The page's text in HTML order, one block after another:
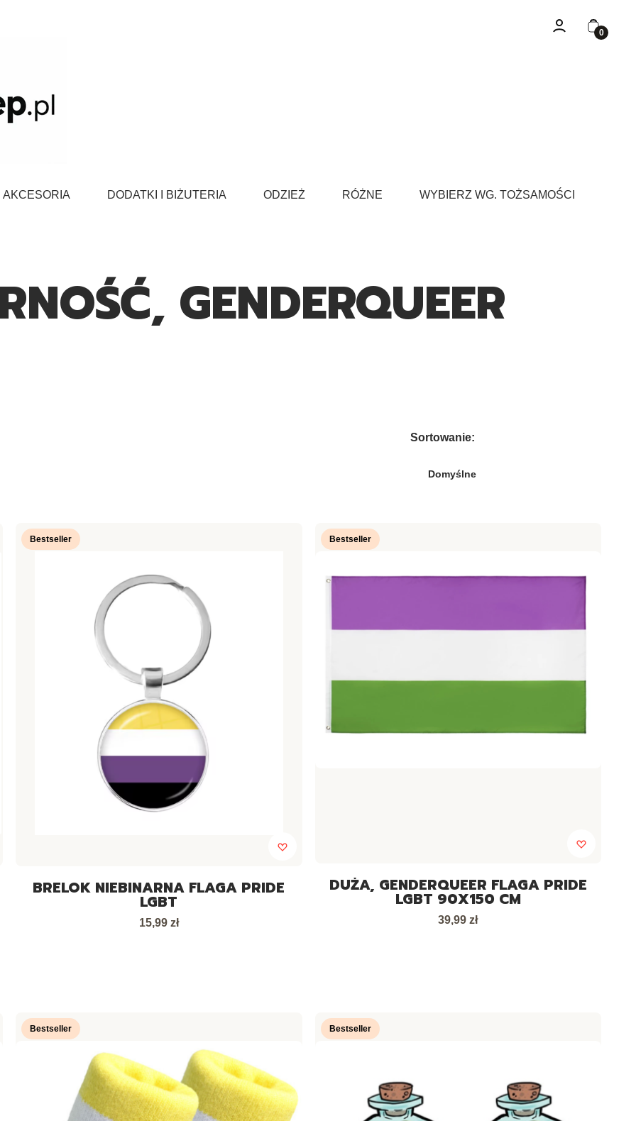
Zaloguj sięKoszyk
AKCESORIA DODATKI I BIŻUTERIA ODZIEŻ RÓŻNE WYBIERZ WG. TOŻSAMOŚCI
GENDERQUEER
Sortowanie:
Domyślne
Bestseller
BRELOK NIEBINARNA FLAGA PRIDE
LGBT
Cena
15,99 zł
Bestseller
DUŻA, GENDERQUEER FLAGA PRIDE
LGBT 90X150 CM
Cena
39,99 zł
Bestseller Bestseller